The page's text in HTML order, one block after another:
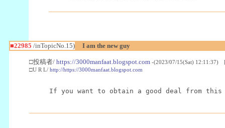
■22985 /inTopicNo.15) I am the new guy
□投稿者/ https://3000manfaat.blogspot.com -(2023/07/15(Sat) 12:11:37)
□U R L/ http://https://3000manfaat.blogspot.com
If you want to obtain a good deal from this